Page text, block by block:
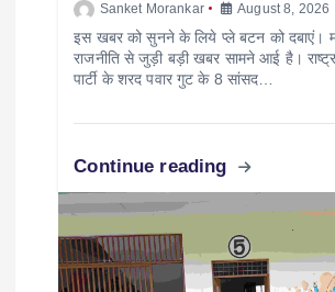
Sanket Morankar August 8, 2026
इस खबर को सुनने के लिये प्ले बटन को दबाएं।
राजनीति से जुड़ी बड़ी खबर सामने आई है।
पार्टी के शरद पवार गुट के 8 सांसद…
Continue reading